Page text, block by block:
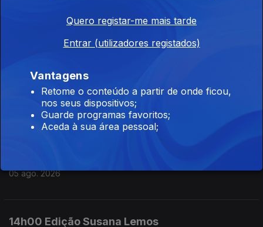
17h00 Edição António Silva Santos
16h00 Edição António Silva Santos
05 ago. 2026
05 ago. 2026
14h00 Edição Susana Lemos
Quero registar-me mais tarde
Entrar (utilizadores registados)
Vantagens
Retome o conteúdo a partir de onde ficou,
nos seus dispositivos;
Guarde programas favoritos;
Aceda à sua área pessoal;